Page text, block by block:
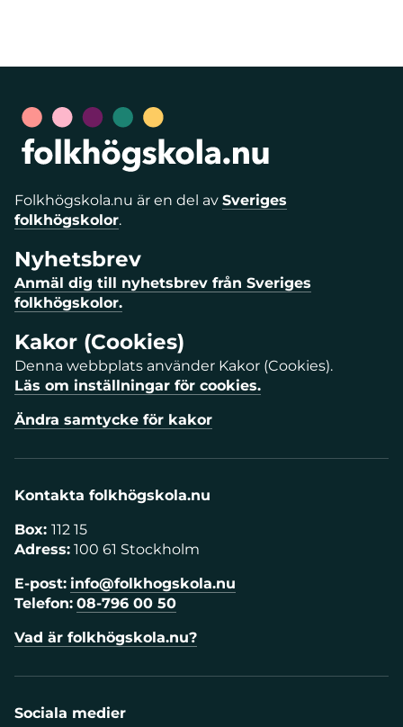
Folkhögskola.nu är en del av Sveriges
folkhögskolor.
Nyhetsbrev
Anmäl dig till nyhetsbrev från Sveriges
folkhögskolor.
Kakor (Cookies)
Denna webbplats använder Kakor (Cookies).
Läs om inställningar för cookies.
Ändra samtycke för kakor
Kontakta folkhögskola.nu
Box: 112 15
Adress: 100 61 Stockholm
E-post: info@folkhogskola.nu
Telefon: 08-796 00 50
Vad är folkhögskola.nu?
Sociala medier